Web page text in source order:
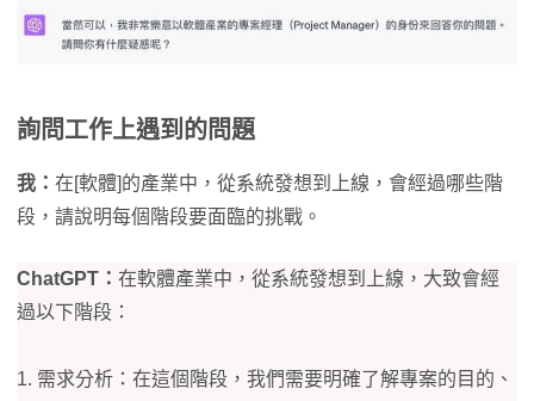
詢問工作上遇到的問題
我： 在[軟體]的產業中，從系統發想到上線，會經過哪些階
段，請說明每個階段要面臨的挑戰。
ChatGPT： 在軟體產業中，從系統發想到上線，大致會經
過以下階段：
1. 需求分析：在這個階段，我們需要明確了解專案的目的、